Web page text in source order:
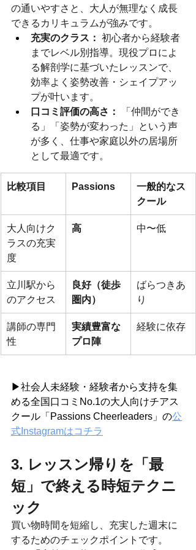
の通いやすさと、大人が無理なく成長
できるカリキュラムが強みです。
充実のクラス： 初心者から経験者
までレベル別指導。現役プロによ
る解剖学に基づいたレッスンで、
効率よく姿勢改善・シェイプアッ
プが叶います。
口コミ評価の高さ：
「仲間ができ
る」「姿勢が変わった」という声
が多く、仕事や家庭以外の居場所
として最適です。
比較項目 Passions
一般的なス
クール
大人向けク
ラスの充実
度
高 中〜低
立川駅から
のアクセス
良好（徒歩
圏内）
ばらつきあ
り
講師の専門
性
実績豊富な
プロ陣
経験に依存
▶社会人未経験・経験者から支持を集
める全国口コミNo.1の大人向けチアス
クール「Passions Cheerleaders」の公
式Instagramはコチラ
3. レッスン帰りを「最
短」で終える時短テクニ
ック
買い物時間を短縮し、充実した週末に
するためのチェックポイントです。